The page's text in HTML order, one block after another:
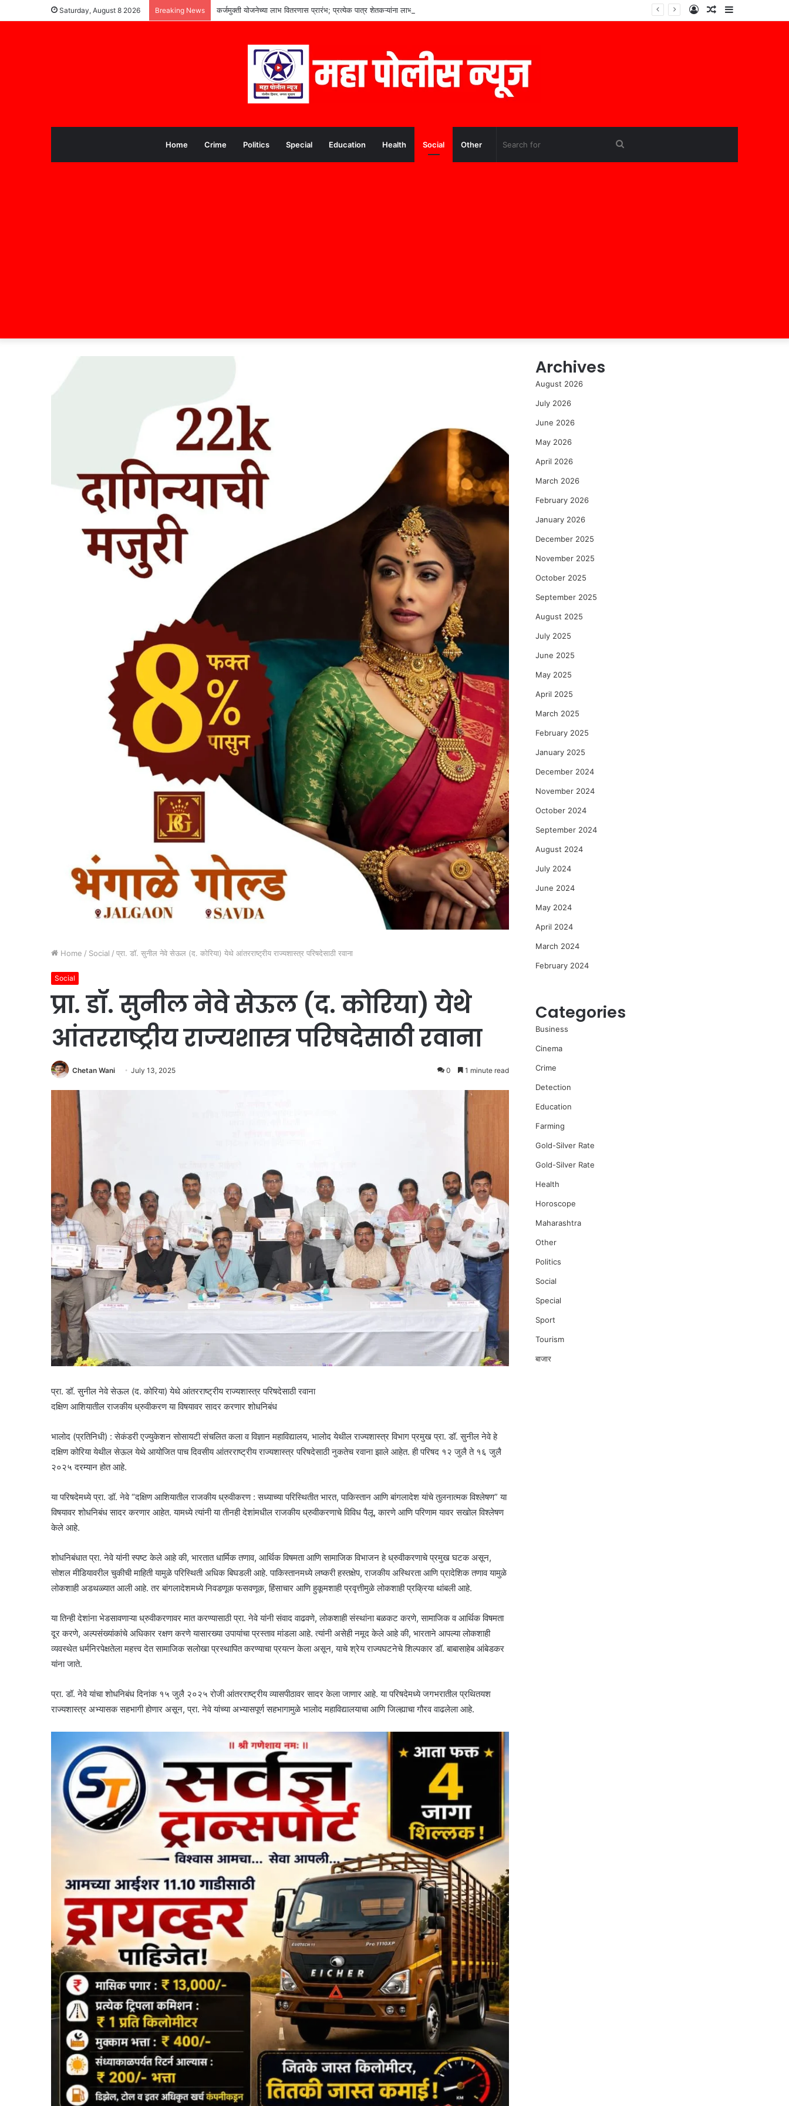
Saturday, August 8 2026 Breaking News कर्जमुक्ती योजनेच्या लाभ वितरणास प्रारंभ; प्रत्येक पात्र शेतकऱ्यांना लाभ मिळणार– मुख्यमंत्री देवेंद्र फडणवीस Sidebar
Random
Log
Home Crime Politics Special Education Health Social Other
Home / Social / प्रा. डॉ. सुनील नेवे सेऊल (द. कोरिया) येथे आंतरराष्ट्रीय राज्यशास्त्र परिषदेसाठी रवाना
Social
प्रा. डॉ. सुनील नेवे सेऊल (द. कोरिया) येथे
आंतरराष्ट्रीय राज्यशास्त्र परिषदेसाठी रवाना
Chetan Wani July 13, 2025 0 1 minute read
प्रा. डॉ. सुनील नेवे सेऊल (द. कोरिया) येथे आंतरराष्ट्रीय राज्यशास्त्र परिषदेसाठी रवाना
दक्षिण आशियातील राजकीय ध्रुवीकरण या विषयावर सादर करणार शोधनिबंध
भालोद (प्रतिनिधी) : सेकंडरी एज्युकेशन सोसायटी संचलित कला व विज्ञान महाविद्यालय, भालोद येथील राज्यशास्त्र विभाग प्रमुख प्रा. डॉ. सुनील नेवे हे
दक्षिण कोरिया येथील सेऊल येथे आयोजित पाच दिवसीय आंतरराष्ट्रीय राज्यशास्त्र परिषदेसाठी नुकतेच रवाना झाले आहेत. ही परिषद १२ जुलै ते १६ जुलै
२०२५ दरम्यान होत आहे.
या परिषदेमध्ये प्रा. डॉ. नेवे “दक्षिण आशियातील राजकीय ध्रुवीकरण : सध्याच्या परिस्थितीत भारत, पाकिस्तान आणि बांगलादेश यांचे तुलनात्मक विश्लेषण” या
विषयावर शोधनिबंध सादर करणार आहेत. यामध्ये त्यांनी या तीनही देशांमधील राजकीय ध्रुवीकरणाचे विविध पैलू, कारणे आणि परिणाम यावर सखोल विश्लेषण
केले आहे.
शोधनिबंधात प्रा. नेवे यांनी स्पष्ट केले आहे की, भारतात धार्मिक तणाव, आर्थिक विषमता आणि सामाजिक विभाजन हे ध्रुवीकरणाचे प्रमुख घटक असून,
सोशल मीडियावरील चुकीची माहिती यामुळे परिस्थिती अधिक बिघडली आहे. पाकिस्तानमध्ये लष्करी हस्तक्षेप, राजकीय अस्थिरता आणि प्रादेशिक तणाव यामुळे
लोकशाही अडथळ्यात आली आहे. तर बांगलादेशमध्ये निवडणूक फसवणूक, हिंसाचार आणि हुकूमशाही प्रवृत्तीमुळे लोकशाही प्रक्रिया थांबली आहे.
या तिन्ही देशांना भेडसावणाऱ्या ध्रुवीकरणावर मात करण्यासाठी प्रा. नेवे यांनी संवाद वाढवणे, लोकशाही संस्थांना बळकट करणे, सामाजिक व आर्थिक विषमता
दूर करणे, अल्पसंख्यांकांचे अधिकार रक्षण करणे यासारख्या उपायांचा प्रस्ताव मांडला आहे. त्यांनी असेही नमूद केले आहे की, भारताने आपल्या लोकशाही
व्यवस्थेत धर्मनिरपेक्षतेला महत्त्व देत सामाजिक सलोखा प्रस्थापित करण्याचा प्रयत्न केला असून, याचे श्रेय राज्यघटनेचे शिल्पकार डॉ. बाबासाहेब आंबेडकर
यांना जाते.
प्रा. डॉ. नेवे यांचा शोधनिबंध दिनांक १५ जुलै २०२५ रोजी आंतरराष्ट्रीय व्यासपीठावर सादर केला जाणार आहे. या परिषदेमध्ये जगभरातील प्रथितयश
राज्यशास्त्र अभ्यासक सहभागी होणार असून, प्रा. नेवे यांच्या अभ्यासपूर्ण सहभागामुळे भालोद महाविद्यालयाचा आणि जिल्ह्याचा गौरव वाढलेला आहे.
Archives
August 2026
July 2026
June 2026
May 2026
April 2026
March 2026
February 2026
January 2026
December 2025
November 2025
October 2025
September 2025
August 2025
July 2025
June 2025
May 2025
April 2025
March 2025
February 2025
January 2025
December 2024
November 2024
October 2024
September 2024
August 2024
July 2024
June 2024
May 2024
April 2024
March 2024
February 2024
Categories
Business
Cinema
Crime
Detection
Education
Farming
Gold-Silver Rate
Gold-Silver Rate
Health
Horoscope
Maharashtra
Other
Politics
Social
Special
Sport
Tourism
बाजार